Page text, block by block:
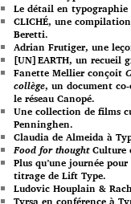
Le détail en
CLICHÉ, une
Beretti.
Adrian Frutiger, une
[UN]EARTH, un recueil
Fanette Mellier conçoit
collège, un document
le réseau Canopé.
Une collection de films
Penninghen.
Claudia de Almeida à
Food for thoughtCulture
Plus qu’une journée
titrage de Lift Type.
Ludovic Houplain &
Tyrsa en conférence à